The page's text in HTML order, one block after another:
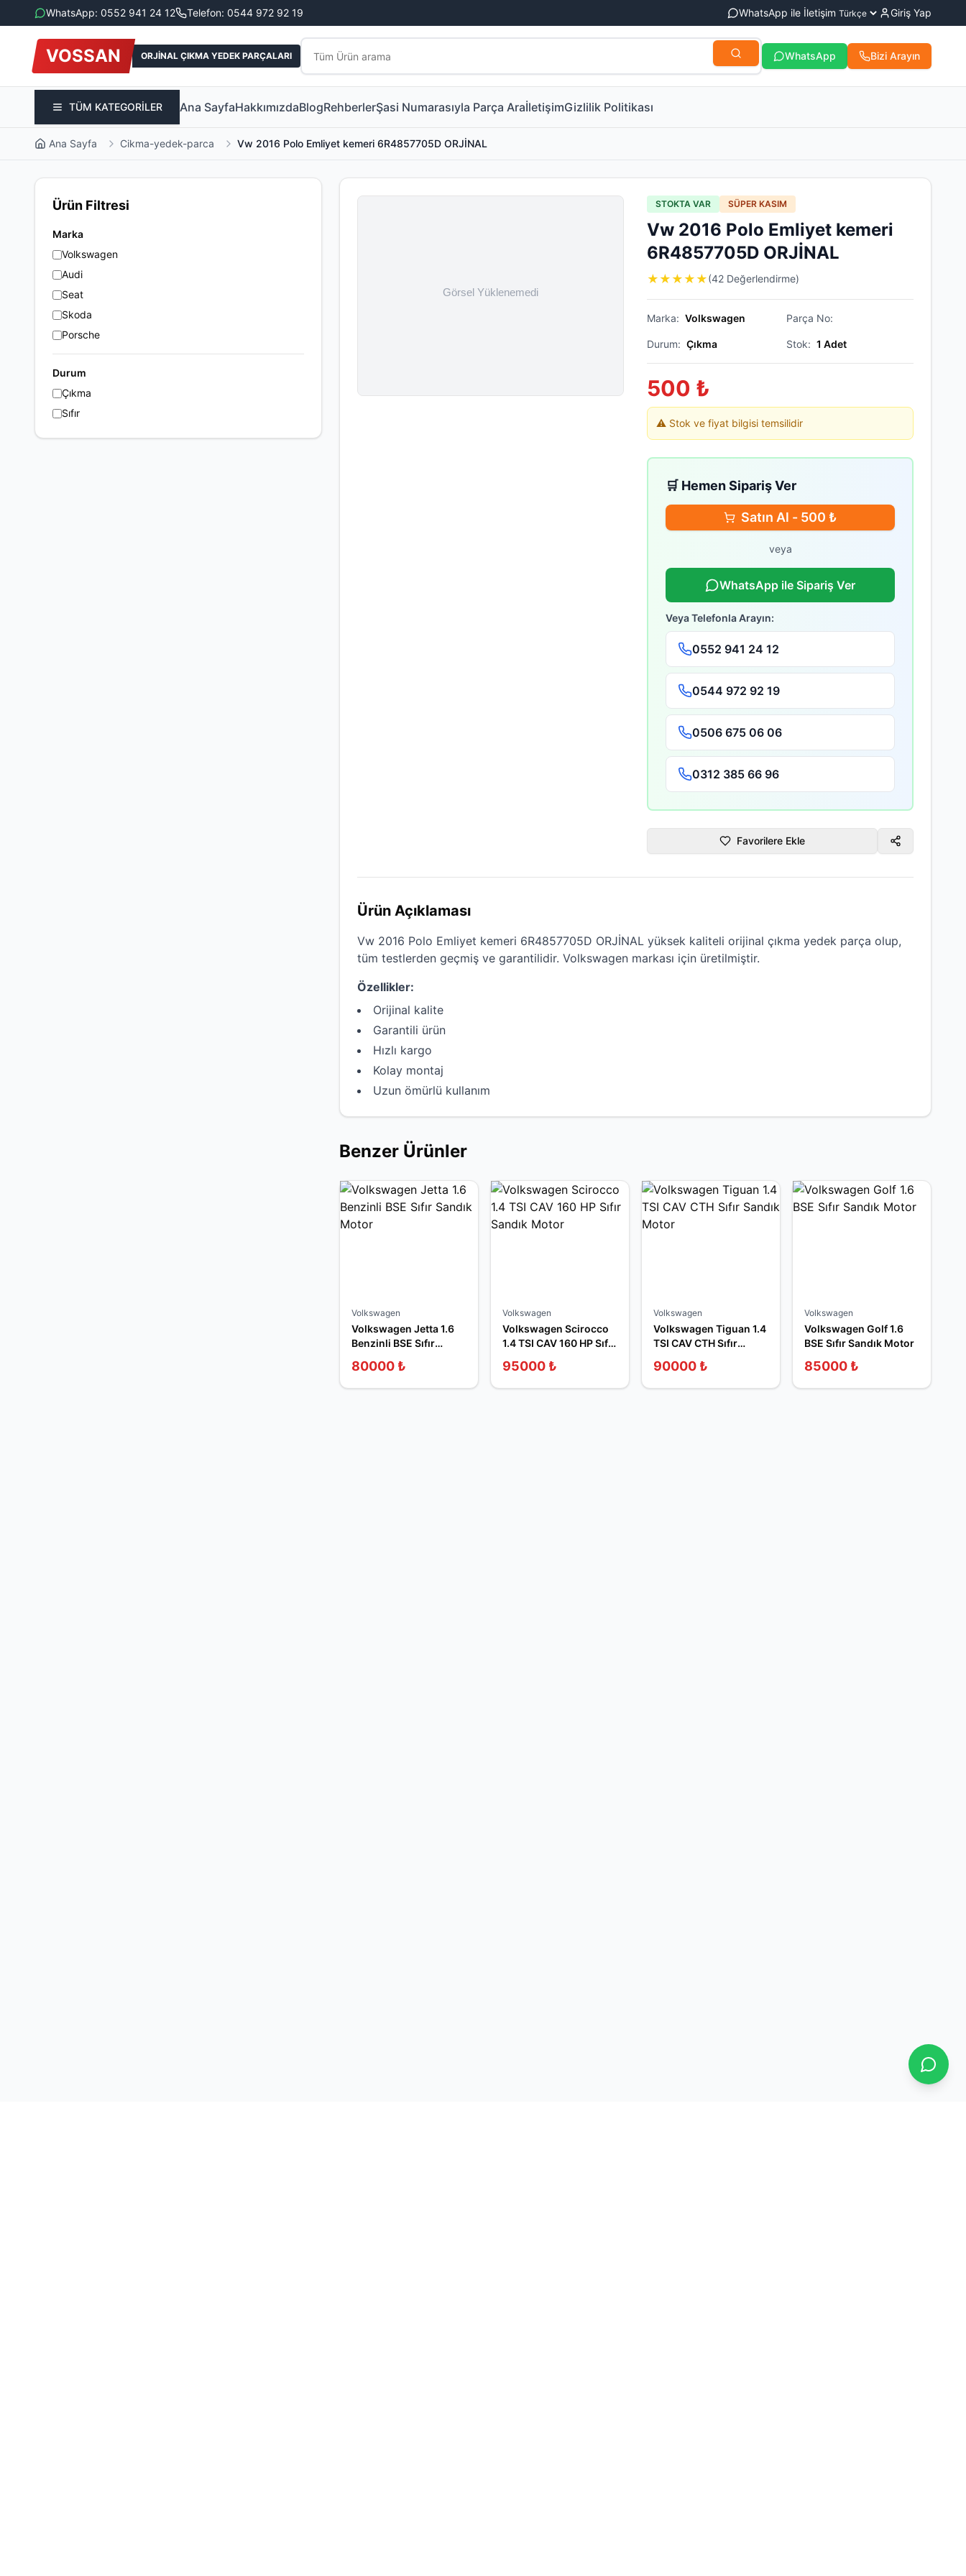
WhatsApp: 0552 941 24 12 Telefon: 0544 972 92 19 WhatsApp ile İletişim Giriş Yap
VOSSAN ORJİNAL ÇIKMA YEDEK PARÇALARI WhatsApp Bizi Arayın
TÜM KATEGORİLER Ana SayfaHakkımızdaBlogRehberlerŞasi Numarasıyla Parça AraİletişimGizlilik Politikası
Ana Sayfa Cikma-yedek-parca Vw 2016 Polo Emliyet kemeri 6R4857705D ORJİNAL
Ürün Filtresi
Marka
Volkswagen
Audi
Seat
Skoda
Porsche
Durum
Çıkma
Sıfır
STOKTA VAR SÜPER KASIM
Vw 2016 Polo Emliyet kemeri
6R4857705D ORJİNAL
★ ★ ★ ★ ★(42 Değerlendirme)
Marka: Volkswagen Parça No:
Durum: Çıkma Stok: 1 Adet
500 ₺
⚠️ Stok ve fiyat bilgisi temsilidir
🛒 Hemen Sipariş Ver
Satın Al - 500 ₺
veya
WhatsApp ile Sipariş Ver
Veya Telefonla Arayın:
0552 941 24 12
0544 972 92 19
0506 675 06 06
0312 385 66 96
Favorilere Ekle
Ürün Açıklaması
Vw 2016 Polo Emliyet kemeri 6R4857705D ORJİNAL yüksek kaliteli orijinal çıkma yedek parça olup,
tüm testlerden geçmiş ve garantilidir. Volkswagen markası için üretilmiştir.
Özellikler:
Orijinal kalite
Garantili ürün
Hızlı kargo
Kolay montaj
Uzun ömürlü kullanım
Benzer Ürünler
Volkswagen
Volkswagen Jetta 1.6
Benzinli BSE Sıfır
80000 ₺
Volkswagen
Volkswagen Scirocco
1.4 TSI CAV 160 HP Sıfır
95000 ₺
Volkswagen
Volkswagen Tiguan 1.4
TSI CAV CTH Sıfır
90000 ₺
Volkswagen
Volkswagen Golf 1.6
BSE Sıfır Sandık Motor
85000 ₺